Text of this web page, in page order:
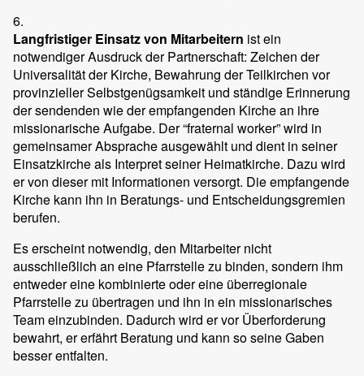
6.
Langfristiger Einsatz von Mitarbeitern ist ein
notwendiger Ausdruck der Partnerschaft: Zeichen der
Universalität der Kirche, Bewahrung der Teilkirchen vor
provinzieller Selbstgenügsamkeit und ständige Erinnerung
der sendenden wie der empfangenden Kirche an ihre
missionarische Aufgabe. Der “fraternal worker” wird in
gemeinsamer Absprache ausgewählt und dient in seiner
Einsatzkirche als Interpret seiner Heimatkirche. Dazu wird
er von dieser mit Informationen versorgt. Die empfangende
Kirche kann ihn in Beratungs- und Entscheidungsgremien
berufen.
Es erscheint notwendig, den Mitarbeiter nicht
ausschließlich an eine Pfarrstelle zu binden, sondern ihm
entweder eine kombinierte oder eine überregionale
Pfarrstelle zu übertragen und ihn in ein missionarisches
Team einzubinden. Dadurch wird er vor Überforderung
bewahrt, er erfährt Beratung und kann so seine Gaben
besser entfalten.